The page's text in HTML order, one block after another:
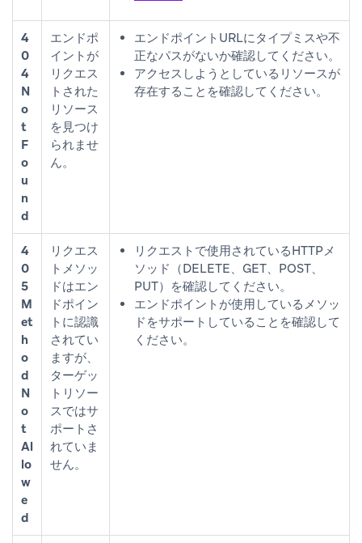
4
0
4
N
o
t
F
o
u
n
d
エンドポ
イントが
リクエス
トされた
リソース
を見つけ
られませ
ん。
エンドポイントURLにタイプミスや不
正なパスがないか確認してください。
アクセスしようとしているリソースが
存在することを確認してください。
4
0
5
M
et
h
o
d
N
o
t
Al
lo
w
e
d
リクエス
トメソッ
ドはエン
ドポイン
トに認識
されてい
ますが、
ターゲッ
トリソー
スではサ
ポートさ
れていま
せん。
リクエストで使用されているHTTPメ
ソッド（DELETE、GET、POST、
PUT）を確認してください。
エンドポイントが使用しているメソッ
ドをサポートしていることを確認して
ください。